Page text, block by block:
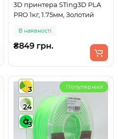
3D принтера STing3D PLA
PRO 1кг, 1.75мм, Золотий
В наявності
₴849 грн.
3
24
3
Популярний